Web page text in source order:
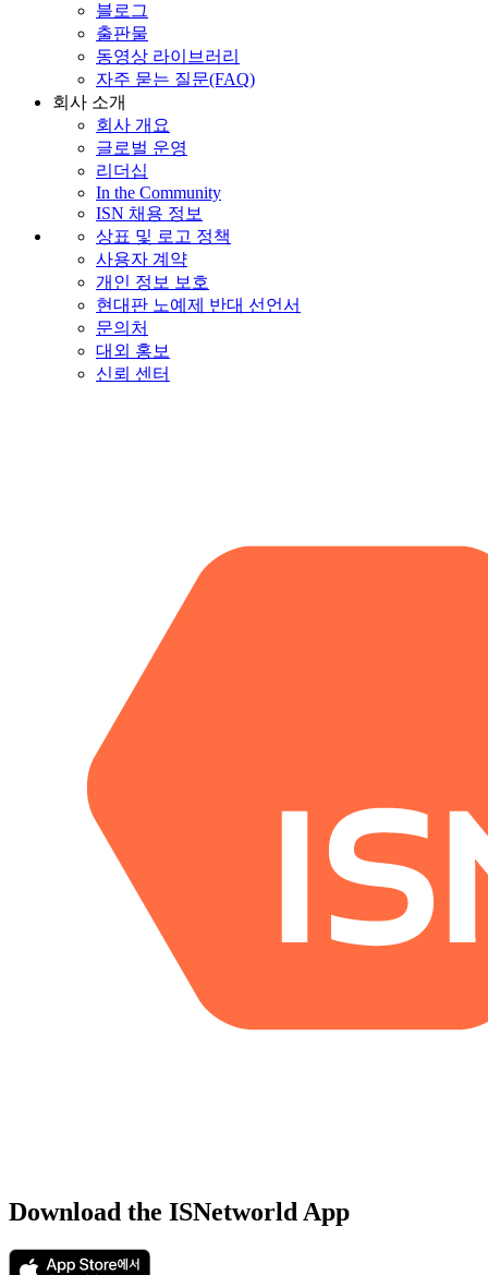
블로그
출판물
동영상 라이브러리
자주 묻는 질문(FAQ)
회사 소개
회사 개요
글로벌 운영
리더십
In the Community
ISN 채용 정보
상표 및 로고 정책
사용자 계약
개인 정보 보호
현대판 노예제 반대 선언서
문의처
대외 홍보
신뢰 센터
Download the ISNetworld App